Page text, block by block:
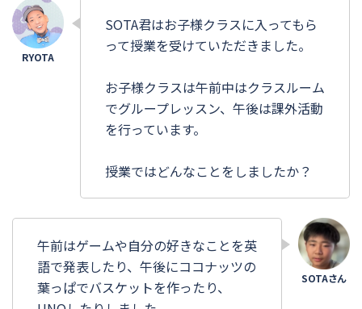
SOTA君はお子様クラスに入ってもら
って授業を受けていただきました。
お子様クラスは午前中はクラスルーム
でグループレッスン、午後は課外活動
を行っています。
授業ではどんなことをしましたか？
午前はゲームや自分の好きなことを英
語で発表したり、午後にココナッツの
葉っぱでバスケットを作ったり、